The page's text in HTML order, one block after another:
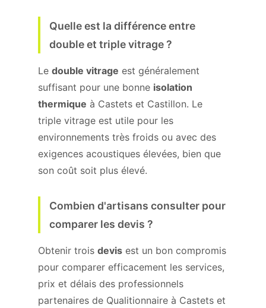
Quelle est la différence entre
double et triple vitrage ?
Le double vitrage est généralement
suffisant pour une bonne isolation
thermique à Castets et Castillon. Le
triple vitrage est utile pour les
environnements très froids ou avec des
exigences acoustiques élevées, bien que
son coût soit plus élevé.
Combien d'artisans consulter pour
comparer les devis ?
Obtenir trois devis est un bon compromis
pour comparer efficacement les services,
prix et délais des professionnels
partenaires de Qualitionnaire à Castets et